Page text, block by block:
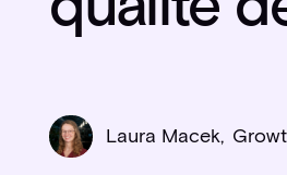
Laura Macek,